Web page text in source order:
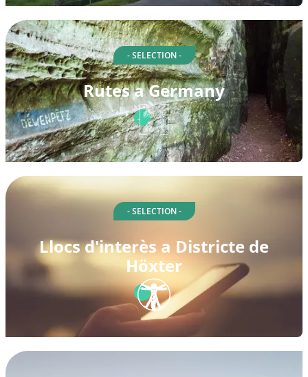
- SELECTION -
Rutes a Germany
- SELECTION -
Llocs d'interès a Districte de
Höxter